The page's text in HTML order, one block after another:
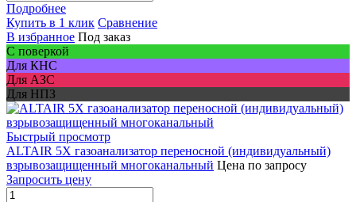
Подробнее
Купить в 1 клик Сравнение
В избранное Под заказ
С поверкой
Для КНС
Для АЗС
Для НПЗ
Быстрый просмотр
ALTAIR 5X газоанализатор переносной (индивидуальный)
взрывозащищенный многоканальный Цена по запросу
Запросить цену